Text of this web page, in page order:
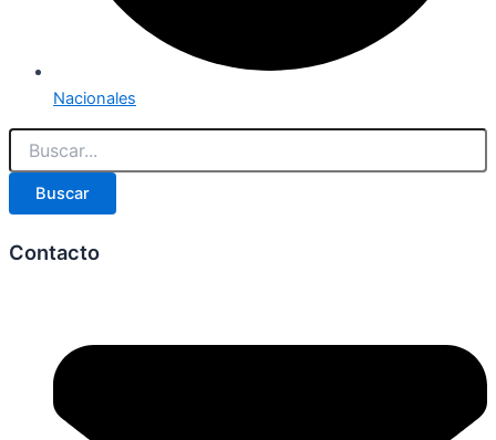
Nacionales
Buscar
Contacto